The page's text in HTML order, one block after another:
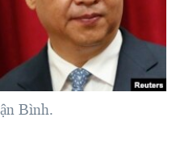
GAZA
Bình.